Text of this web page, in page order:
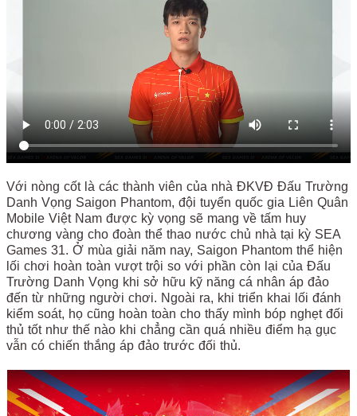
Với nòng cốt là các thành viên của nhà ĐKVĐ Đấu Trường
Danh Vọng Saigon Phantom, đội tuyển quốc gia Liên Quân
Mobile Việt Nam được kỳ vọng sẽ mang về tấm huy
chương vàng cho đoàn thể thao nước chủ nhà tại kỳ SEA
Games 31. Ở mùa giải năm nay, Saigon Phantom thể hiện
lối chơi hoàn toàn vượt trội so với phần còn lại của Đấu
Trường Danh Vọng khi sở hữu kỹ năng cá nhân áp đảo
đến từ những người chơi. Ngoài ra, khi triển khai lối đánh
kiểm soát, họ cũng hoàn toàn cho thấy mình bóp nghẹt đối
thủ tốt như thế nào khi chẳng cần quá nhiều điểm hạ gục
vẫn có chiến thắng áp đảo trước đối thủ.